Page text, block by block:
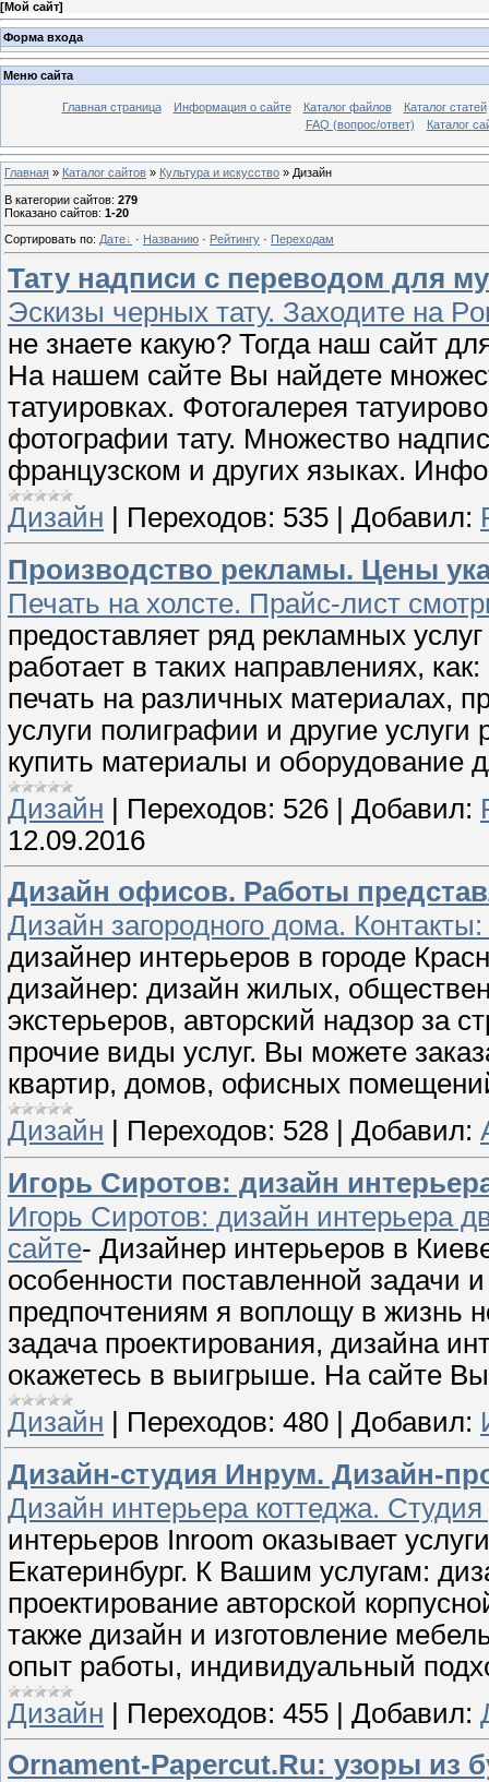
[Мой сайт]
Форма входа
Меню сайта
Главная страница Информация о сайте Каталог файлов
Каталог статей
FAQ (вопрос/ответ)
Каталог
Главная » Каталог сайтов » Культура и искусство » Дизайн
В категории сайтов: 279
Показано сайтов: 1-20
Сортировать по: Дате · Названию · Рейтингу · Переходам
Тату надписи с переводом для
Эскизы черных тату. Заходите на
не знаете какую? Тогда наш сайт
На нашем сайте Вы найдете
татуировках. Фотогалерея
фотографии тату. Множество
французском и других языках.
Дизайн
Переходов: 535 Добавил:
Производство рекламы. Цены
Печать на холсте. Прайс-лист
предоставляет ряд рекламных
работает в таких направлениях,
печать на различных материалах,
услуги полиграфии и другие
купить материалы и оборудование
Дизайн | Переходов: 526 | Добавил:
12.09.2016
Дизайн офисов. Работы
Дизайн загородного дома.
дизайнер интерьеров в городе
дизайнер: дизайн жилых,
экстерьеров, авторский надзор за
прочие виды услуг. Вы можете
квартир, домов, офисных
Дизайн
Переходов: 528 Добавил:
Игорь Сиротов: дизайн
Игорь Сиротов: дизайн интерьера
сайте- Дизайнер интерьеров в
особенности поставленной
предпочтениям я воплощу в жизнь
задача проектирования, дизайна
окажетесь в выигрыше. На сайте
Дизайн
Переходов: 480 Добавил:
Дизайн-студия Инрум. Дизайн-
Дизайн интерьера коттеджа.
интерьеров Inroom оказывает
Екатеринбург. К Вашим услугам:
проектирование авторской
также дизайн и изготовление
опыт работы, индивидуальный
Дизайн | Переходов: 455 | Добавил:
Ornament-Papercut.Ru: узоры из